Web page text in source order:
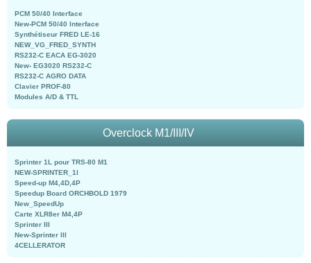
PCM 50/40 Interface
New-PCM 50/40 Interface
Synthétiseur FRED LE-16
NEW_VG_FRED_SYNTH
RS232-C EACA EG-3020
New- EG3020 RS232-C
RS232-C AGRO DATA
Clavier PROF-80
Modules A/D & TTL
Overclock M1/III/IV
Sprinter 1L pour TRS-80 M1
NEW-SPRINTER_1l
Speed-up M4,4D,4P
Speedup Board ORCHBOLD 1979
New_SpeedUp
Carte XLR8er M4,4P
Sprinter III
New-Sprinter III
4CELLERATOR